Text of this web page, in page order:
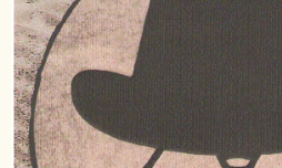
hvězdiček.